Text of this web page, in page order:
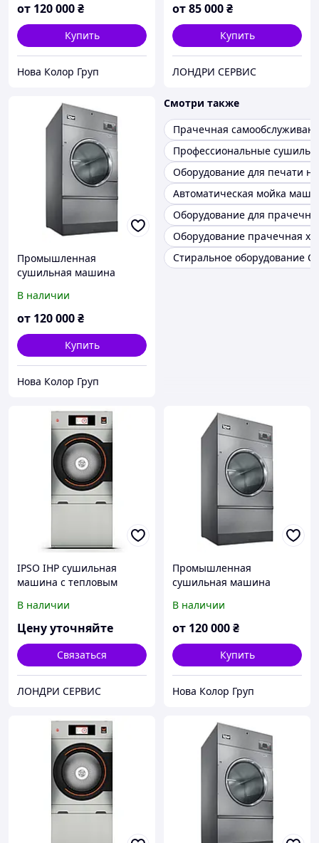
от 120 000₴
Купить
Нова Колор Груп
от85 000₴
Купить
ЛОНДРИ СЕРВИС
Промышленная
сушильная машина
(США)
В наличии
от 120 000₴
Купить
Нова Колор Груп
Смотри также
Прачечная
Профессиональные
Оборудование для печати
Автоматическая мойка
Оборудование для
Оборудование прачечная
Стиральное оборудование
IPSO IHP сушильная
машина с тепловым
В наличии
Цену уточняйте
Связаться
ЛОНДРИ СЕРВИС
Промышленная
сушильная машина
(США)
В наличии
от 120 000₴
Купить
Нова Колор Груп